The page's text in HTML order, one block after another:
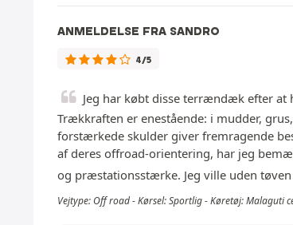
ANMELDELSE FRA SANDRO
4/5
Jeg har købt disse terrændæk efter at
Trækkraften er enestående: i mudder,
forstærkede skulder giver fremragende
af deres offroad-orientering, har jeg
og præstationsstærke. Jeg ville uden
Vejtype: Off road - Kørsel: Sportlig - Køretøj: Malaguti